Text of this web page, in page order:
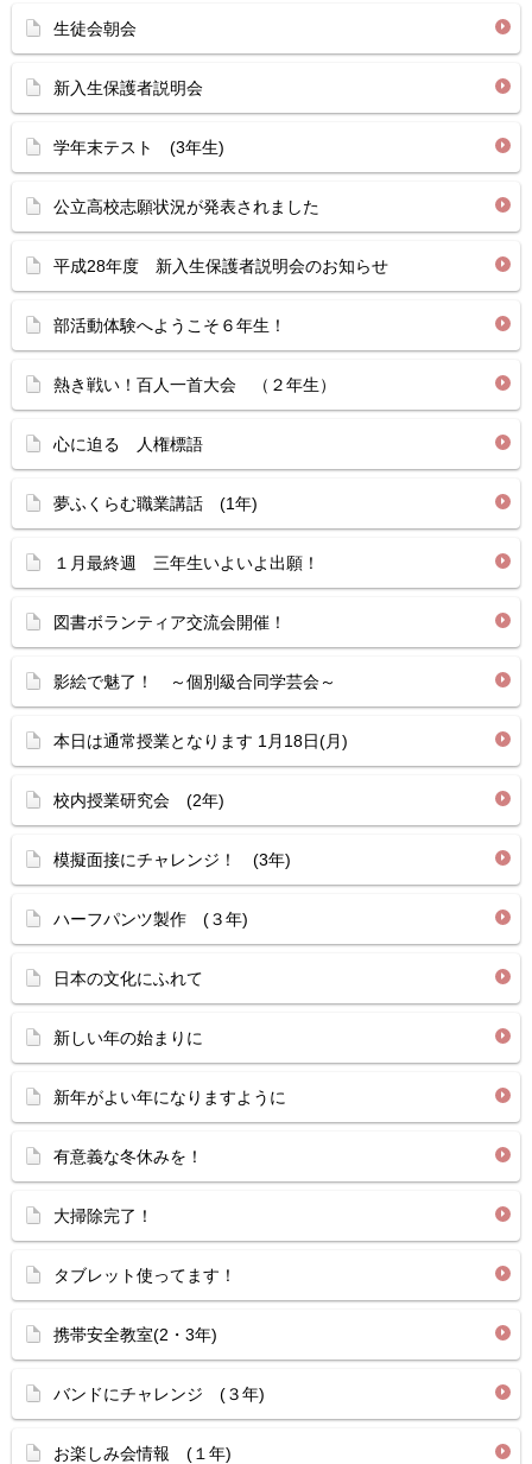
生徒会朝会
新入生保護者説明会
学年末テスト (3年生)
公立高校志願状況が発表されました
平成28年度 新入生保護者説明会のお知らせ
部活動体験へようこそ６年生！
熱き戦い！百人一首大会 （２年生）
心に迫る 人権標語
夢ふくらむ職業講話 (1年)
１月最終週 三年生いよいよ出願！
図書ボランティア交流会開催！
影絵で魅了！ ～個別級合同学芸会～
本日は通常授業となります 1月18日(月)
校内授業研究会 (2年)
模擬面接にチャレンジ！ (3年)
ハーフパンツ製作 (３年)
日本の文化にふれて
新しい年の始まりに
新年がよい年になりますように
有意義な冬休みを！
大掃除完了！
タブレット使ってます！
携帯安全教室(2・3年)
バンドにチャレンジ (３年)
お楽しみ会情報 (１年)